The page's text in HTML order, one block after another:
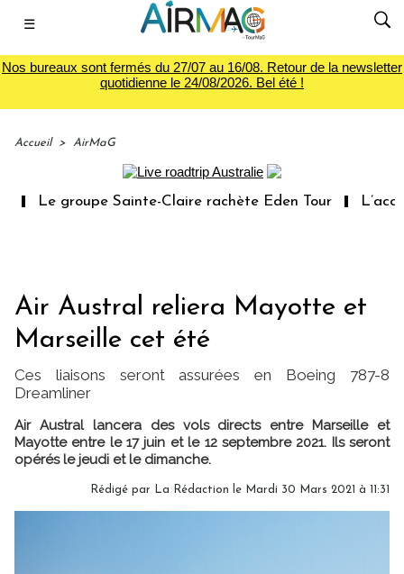
☰
Nos bureaux sont fermés du 27/07 au 16/08. Retour de la newsletter
quotidienne le 24/08/2026. Bel été !
Accueil > AirMaG
Le groupe Sainte-Claire rachète Eden Tour L’accès
Air Austral reliera Mayotte et
Marseille cet été
Ces liaisons seront assurées en Boeing 787-8
Dreamliner
Air Austral lancera des vols directs entre Marseille et
Mayotte entre le 17 juin et le 12 septembre 2021. Ils seront
opérés le jeudi et le dimanche.
Rédigé par La Rédaction le Mardi 30 Mars 2021 à 11:31